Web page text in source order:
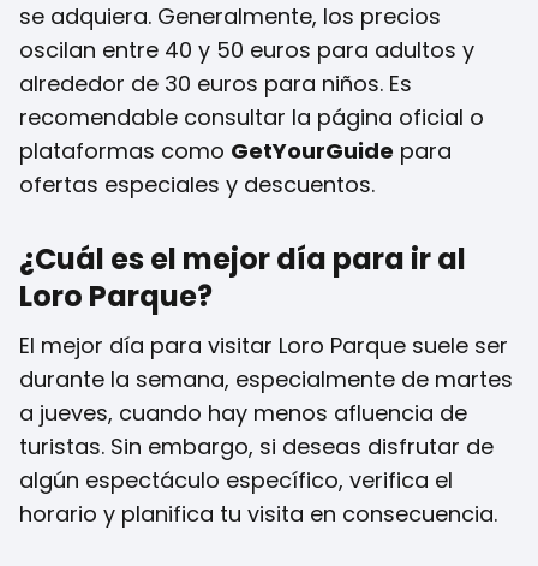
se adquiera. Generalmente, los precios
oscilan entre 40 y 50 euros para adultos y
alrededor de 30 euros para niños. Es
recomendable consultar la página oficial o
plataformas como GetYourGuide para
ofertas especiales y descuentos.
¿Cuál es el mejor día para ir al
Loro Parque?
El mejor día para visitar Loro Parque suele ser
durante la semana, especialmente de martes
a jueves, cuando hay menos afluencia de
turistas. Sin embargo, si deseas disfrutar de
algún espectáculo específico, verifica el
horario y planifica tu visita en consecuencia.